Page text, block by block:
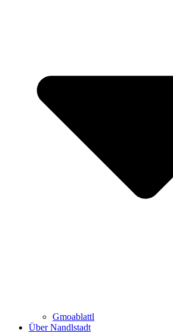
Gmoablattl
Über Nandlstadt